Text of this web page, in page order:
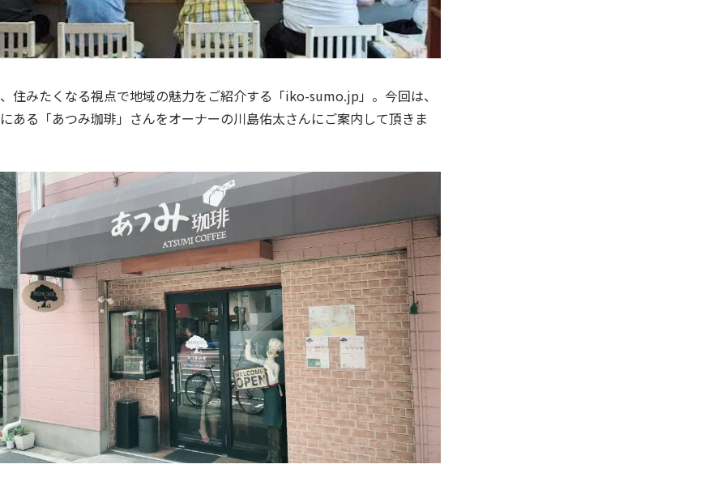
住みたくなる視点で地域の魅力をご紹介する「iko-sumo.jp」。今回は、
ある「あつみ珈琲」さんをオーナーの川島佑太さんにご案内して頂きま